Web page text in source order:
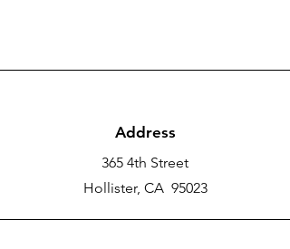
Address
365 4th Street
Hollister, CA 95023